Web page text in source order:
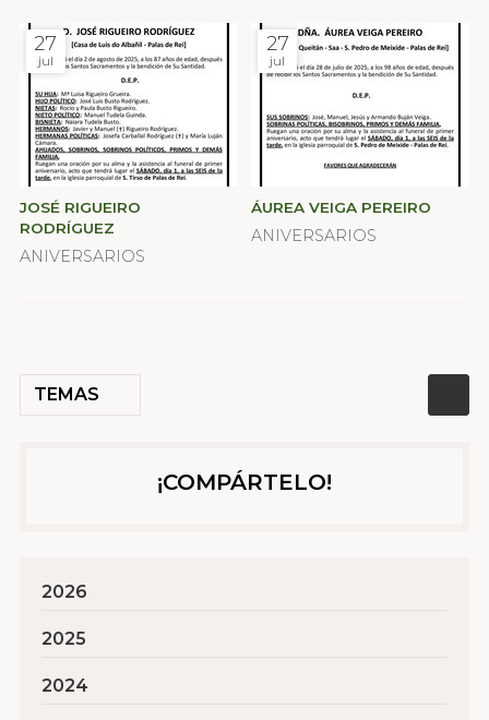
TEMAS
27
jul
JOSÉ RIGUEIRO
RODRÍGUEZ
ANIVERSARIOS
27
jul
ÁUREA VEIGA PEREIRO
ANIVERSARIOS
¡COMPÁRTELO!
2026
2025
2024